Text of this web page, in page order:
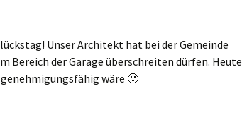
Unser Architekt hat bei der Gemeinde
Bereich der Garage überschreiten dürfen. Heute
genehmigungsfähig wäre 🙂